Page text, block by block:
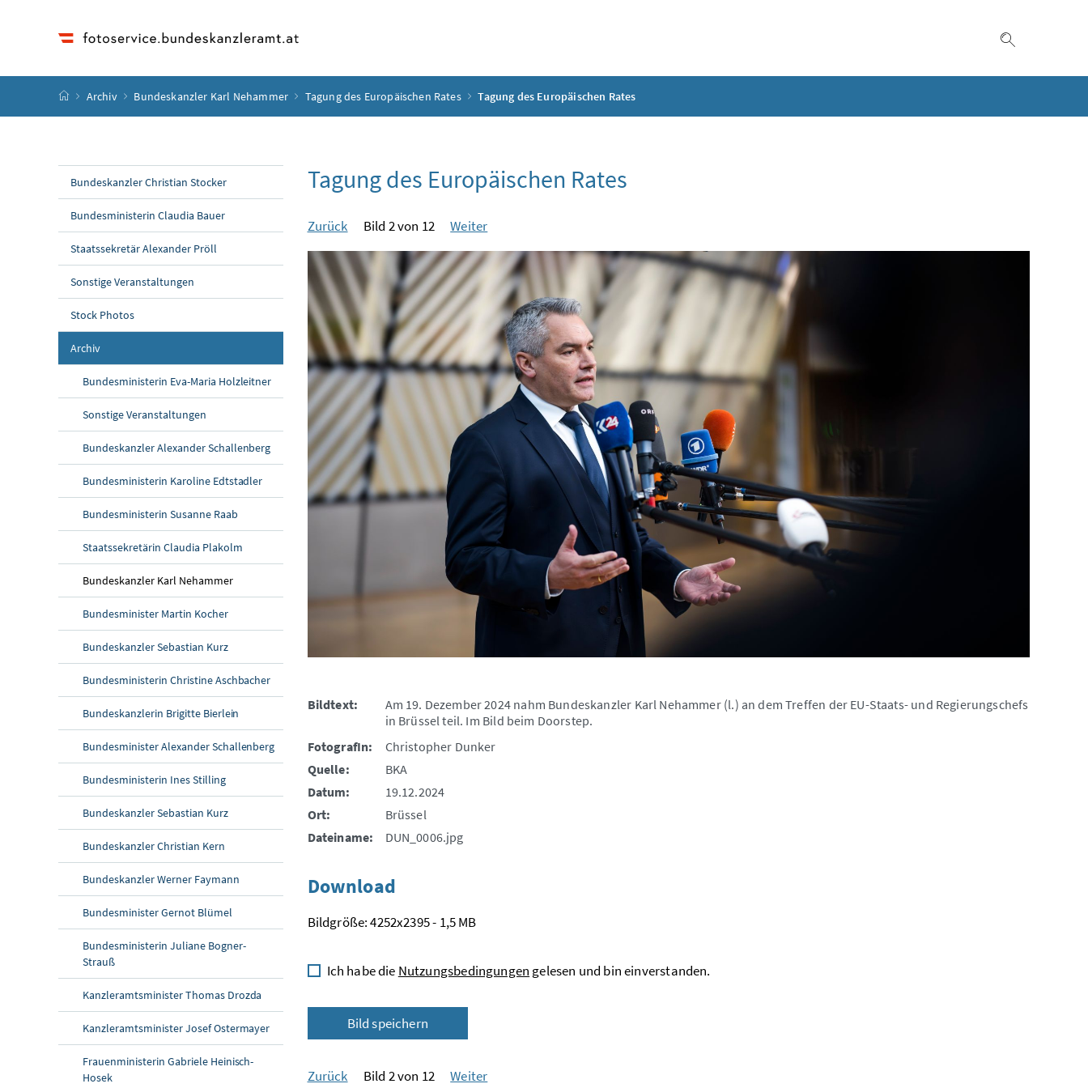
Startseite
Archiv Bundeskanzler Karl Nehammer Tagung des Europäischen Rates Tagung des Europäischen Rates
Bundeskanzler Christian Stocker
Bundesministerin Claudia Bauer
Staatssekretär Alexander Pröll
Sonstige Veranstaltungen
Stock Photos
Archiv
Bundesministerin Eva-Maria Holzleitner
Sonstige Veranstaltungen
Bundeskanzler Alexander Schallenberg
Bundesministerin Karoline Edtstadler
Bundesministerin Susanne Raab
Staatssekretärin Claudia Plakolm
Bundeskanzler Karl Nehammer
Bundesminister Martin Kocher
Bundeskanzler Sebastian Kurz
Bundesministerin Christine Aschbacher
Bundeskanzlerin Brigitte Bierlein
Bundesminister Alexander Schallenberg
Bundesministerin Ines Stilling
Bundeskanzler Sebastian Kurz
Bundeskanzler Christian Kern
Bundeskanzler Werner Faymann
Bundesminister Gernot Blümel
Bundesministerin Juliane Bogner-
Strauß
Kanzleramtsminister Thomas Drozda
Kanzleramtsminister Josef Ostermayer
Frauenministerin Gabriele Heinisch-
Hosek
Tagung des Europäischen Rates
Zurück Bild 2 von 12 Weiter
Bildtext:
Am 19. Dezember 2024 nahm Bundeskanzler Karl Nehammer (l.) an dem Treffen der EU-Staats- und Regierungschefs
in Brüssel teil. Im Bild beim Doorstep.
FotografIn:
Christopher Dunker
Quelle:
BKA
Datum:
19.12.2024
Ort:
Brüssel
Dateiname:
DUN_0006.jpg
Download
Bildgröße: 4252x2395 - 1,5 MB
Ich habe die Nutzungsbedingungen gelesen und bin einverstanden.
Bild speichern
Zurück Bild 2 von 12 Weiter